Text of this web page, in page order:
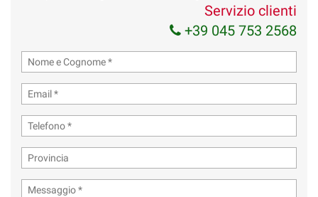
Servizio clienti
+39 045 753 2568